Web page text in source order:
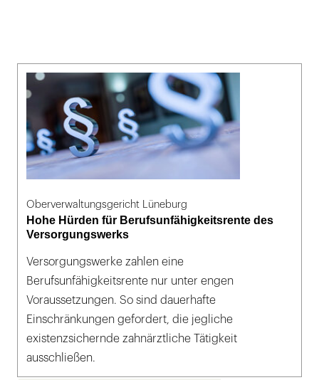
Oberverwaltungsgericht Lüneburg
Hohe Hürden für Berufsunfähigkeitsrente des
Versorgungswerks
Versorgungswerke zahlen eine
Berufsunfähigkeitsrente nur unter engen
Voraussetzungen. So sind dauerhafte
Einschränkungen gefordert, die jegliche
existenzsichernde zahnärztliche Tätigkeit
ausschließen.